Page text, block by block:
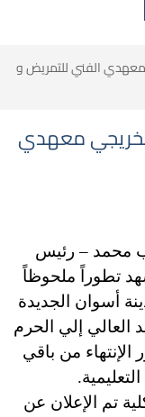
معهدي الفني للتمريض و
لخريجي معهدي
محمد – رئيس
تطوراً ملحوظاً
أسوان الجديدة
العالي إلي الحرم
الإنتهاء من باقي
تم الإعلان عن